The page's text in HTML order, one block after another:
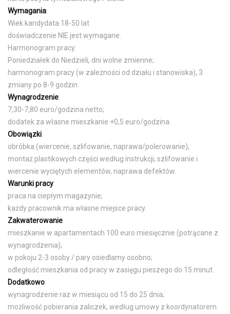
Wymagania:
Wiek kandydata 18-50 lat
doświadczenie NIE jest wymagane.
Harmonogram pracy:
Poniedziałek do Niedzieli, dni wolne zmienne;
harmonogram pracy (w zależności od działu i stanowiska), 3
zmiany po 8-9 godzin.
Wynagrodzenie:
7,30-7,80 euro/godzina netto;
dodatek za własne mieszkanie +0,5 euro/godzina.
Obowiązki:
obróbka (wiercenie, szlifowanie, naprawa/polerowanie);
montaż plastikowych części według instrukcji, szlifowanie i
wiercenie wyciętych elementów, naprawa defektów.
Warunki pracy:
praca na ciepłym magazynie;
każdy pracownik ma własne miejsce pracy.
Zakwaterowanie:
mieszkanie w apartamentach 100 euro miesięcznie (potrącane z
wynagrodzenia);
w pokoju 2-3 osoby / pary osiedlamy osobno;
odległość mieszkania od pracy w zasięgu pieszego do 15 minut.
Dodatkowo:
wynagrodzenie raz w miesiącu od 15 do 25 dnia;
możliwość pobierania zaliczek, według umowy z koordynatorem.